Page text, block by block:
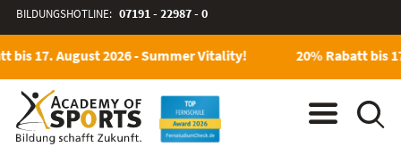
BILDUNGSHOTLINE: 07191 - 22987 - 0
bis 17. August 2026 - Summer Vitality! 20% Rabatt bis